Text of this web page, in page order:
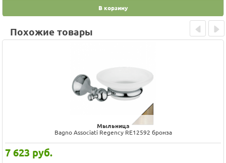
В корзину
Похожие товары
Мыльница
Bagno Associati Regency RE12592 бронза
7 623 руб.
Prev Next